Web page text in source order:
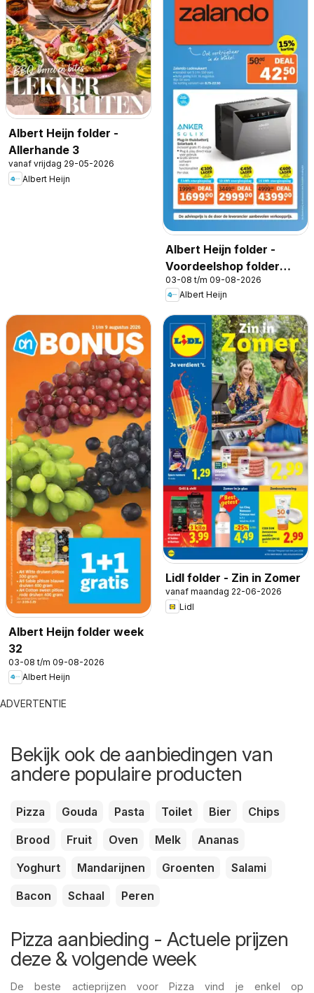
Albert Heijn folder -
Allerhande 3
vanaf vrijdag 29-05-2026
Albert Heijn
Albert Heijn folder -
Voordeelshop folder
week 32
03-08 t/m 09-08-2026
Albert Heijn
Albert Heijn folder week
32
03-08 t/m 09-08-2026
Albert Heijn
Lidl folder - Zin in Zomer
vanaf maandag 22-06-2026
Lidl
ADVERTENTIE
Bekijk ook de aanbiedingen van
andere populaire producten
Pizza Gouda Pasta Toilet Bier
Chips
Brood
Fruit Oven Melk
Ananas
Yoghurt
Mandarijnen Groenten
Salami
Bacon
Schaal Peren
Pizza aanbieding - Actuele prijzen
deze & volgende week
De beste actieprijzen voor Pizza vind je enkel op